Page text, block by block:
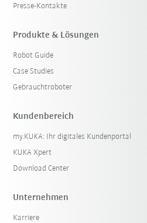
Presse-Kontakte
Produkte & Lösungen
Robot Guide
Case Studies
Gebrauchtroboter
Kundenbereich
my.KUKA: Ihr digitales Kundenportal
KUKA Xpert
Download Center
Unternehmen
Karriere